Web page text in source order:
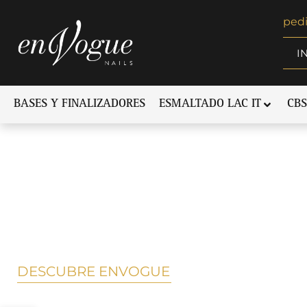
BASES Y FINALIZADORES ESMALTADO LAC IT CBS
DESCUBRE ENVOGUE